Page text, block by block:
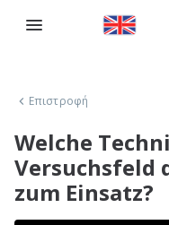
Επιστροφή
Welche
Versuchsfeld
zum Einsatz?